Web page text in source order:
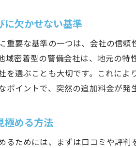
地元
地域
地元
地域
高度
に欠かせない基準
重要な基準の一つは、会社の信
域密着型の警備会社は、地元の
を選ぶことも大切です。これによ
ポイントで、突然の追加料金が発
極める方法
るためには、まずは口コミや評